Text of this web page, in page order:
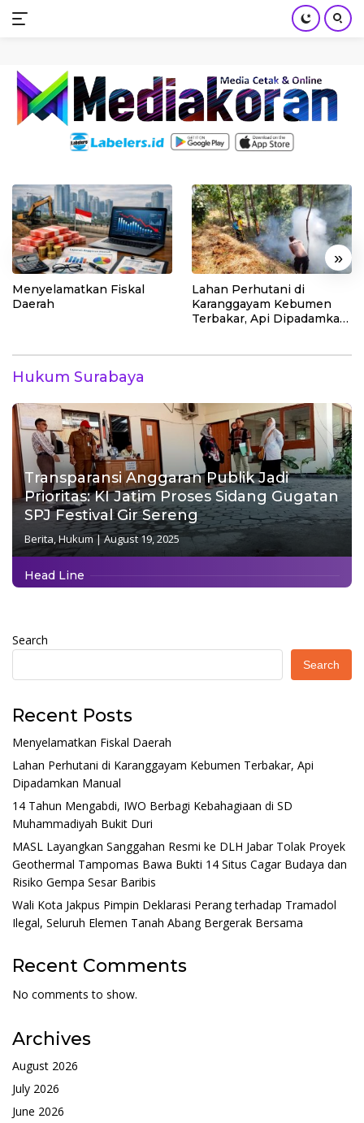
Skip
content
« »
Menyelamatkan Fiskal
Daerah
Lahan Perhutani di
Karanggayam Kebumen
Terbakar, Api Dipadamkan
Hukum Surabaya
Transparansi Anggaran Publik Jadi
Prioritas: KI Jatim Proses Sidang Gugatan
SPJ Festival Gir Sereng
Berita,Hukum|August 19, 2025
Head Line
Search
Search
Recent Posts
Menyelamatkan Fiskal Daerah
Lahan Perhutani di Karanggayam Kebumen Terbakar, Api
Dipadamkan Manual
14 Tahun Mengabdi, IWO Berbagi Kebahagiaan di SD
Muhammadiyah Bukit Duri
MASL Layangkan Sanggahan Resmi ke DLH Jabar Tolak Proyek
Geothermal Tampomas Bawa Bukti 14 Situs Cagar Budaya dan
Risiko Gempa Sesar Baribis
Wali Kota Jakpus Pimpin Deklarasi Perang terhadap Tramadol
Ilegal, Seluruh Elemen Tanah Abang Bergerak Bersama
Recent Comments
No comments to show.
Archives
August 2026
July 2026
June 2026